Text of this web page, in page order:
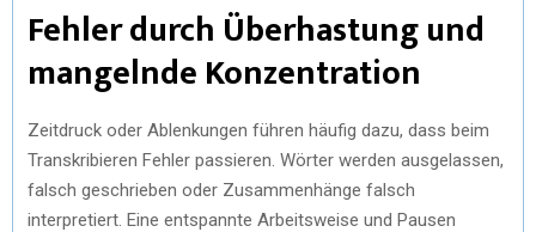
Fehler durch Überhastung und
mangelnde Konzentration
Zeitdruck oder Ablenkungen führen häufig dazu, dass beim
Transkribieren Fehler passieren. Wörter werden ausgelassen,
falsch geschrieben oder Zusammenhänge falsch
interpretiert. Eine entspannte Arbeitsweise und Pausen